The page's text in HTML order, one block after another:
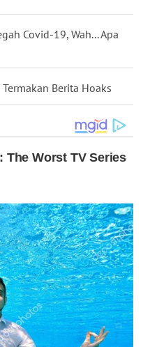
Covid-19, Wah... Apa
Berita Hoaks